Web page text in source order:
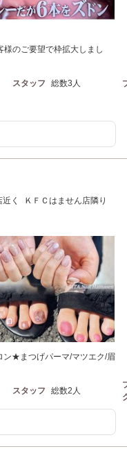
様のご要望で枠拡大しまし
スタッフ 総数3人
く ＫＦＣはません店隣り
ン★まつげパーマ/マツエク/眉
スタッフ 総数2人